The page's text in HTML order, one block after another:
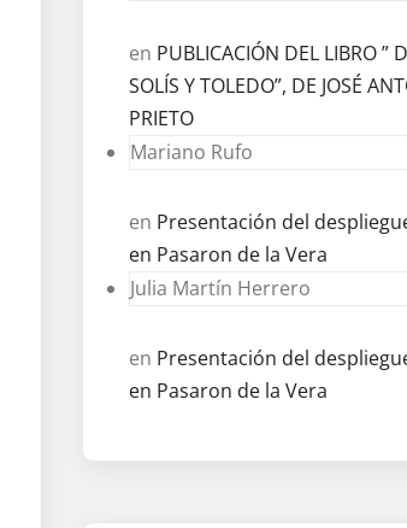
en PUBLICACIÓN DEL LIBRO ”
SOLÍS Y TOLEDO”, DE JOSÉ
PRIETO
Mariano Rufo
en Presentación del
en Pasaron de la Vera
Julia Martín Herrero
en Presentación del
en Pasaron de la Vera